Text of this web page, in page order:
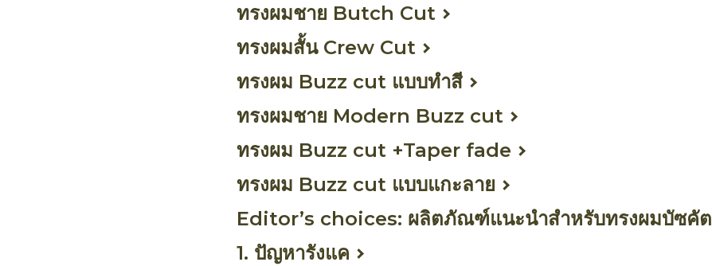
ทรงผมชาย Butch Cut
ทรงผมสั้น Crew Cut
ทรงผม Buzz cut แบบทำสี
ทรงผมชาย Modern Buzz cut
ทรงผม Buzz cut +Taper fade
ทรงผม Buzz cut แบบแกะลาย
Editor’s choices: ผลิตภัณฑ์แนะนำสำหรับทรงผมบัซคัต
1. ปัญหารังแค